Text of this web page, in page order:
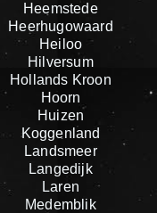
Heemstede
Heerhugowaard
Heiloo
Hilversum
Hollands Kroon
Hoorn
Huizen
Koggenland
Landsmeer
Langedijk
Laren
Medemblik